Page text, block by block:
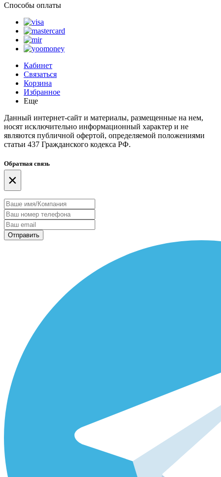
Способы оплаты
Кабинет
Связаться
Корзина
Избранное
Еще
Данный интернет-сайт и материалы, размещенные на нем,
носят исключительно информационный характер и не
являются публичной офертой, определяемой положениями
статьи 437 Гражданского кодекса РФ.
Обратная связь
×
Отправить